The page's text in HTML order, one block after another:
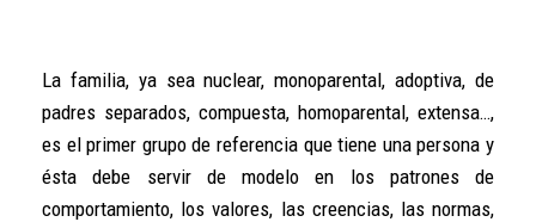
La familia, ya sea nuclear, monoparental, adoptiva, de
padres separados, compuesta, homoparental, extensa…,
es el primer grupo de referencia que tiene una persona y
ésta debe servir de modelo en los patrones de
comportamiento, los valores, las creencias, las normas,